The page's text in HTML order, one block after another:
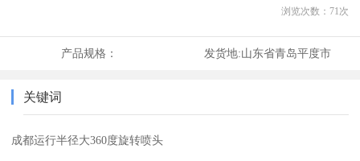
浏览次数： 71次
产品规格： 发货地:山东省青岛平度市
关键词
成都运行半径大360度旋转喷头